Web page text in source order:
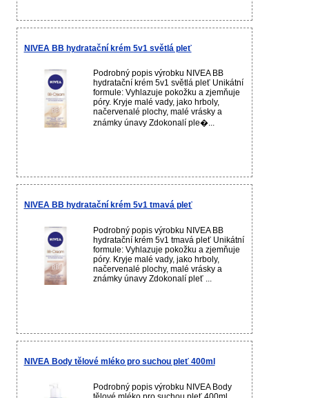
NIVEA BB hydratační krém 5v1 světlá pleť
Podrobný popis výrobku NIVEA BB
hydratační krém 5v1 světlá pleť Unikátní
formule: Vyhlazuje pokožku a zjemňuje
póry. Kryje malé vady, jako hrboly,
načervenalé plochy, malé vrásky a
známky únavy Zdokonalí ple�...
NIVEA BB hydratační krém 5v1 tmavá pleť
Podrobný popis výrobku NIVEA BB
hydratační krém 5v1 tmavá pleť Unikátní
formule: Vyhlazuje pokožku a zjemňuje
póry. Kryje malé vady, jako hrboly,
načervenalé plochy, malé vrásky a
známky únavy Zdokonalí pleť ...
NIVEA Body tělové mléko pro suchou pleť 400ml
Podrobný popis výrobku NIVEA Body